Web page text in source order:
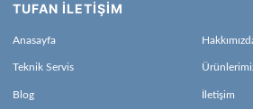
TUFAN İLETİŞİM
Anasayfa
Teknik Servis
Blog İletişim